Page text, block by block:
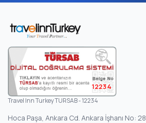
12234
Travel Inn Turkey TURSAB - 12234
Hoca Paşa, Ankara Cd. Ankara İşhanı No: 28